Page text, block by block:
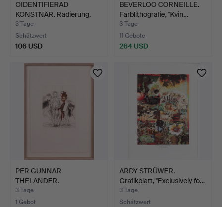
OIDENTIFIERAD
KONSTNÄR. Radierung,
Scheune…
3 Tage
Schätzwert
106 USD
BEVERLOO CORNEILLE.
Farblithografie, "Kvin…
3 Tage
11 Gebote
264 USD
PER GUNNAR
THELANDER.
Farbradierung, signi…
3 Tage
1 Gebot
ARDY STRÜWER.
Grafikblatt, "Exclusively fo…
3 Tage
Schätzwert